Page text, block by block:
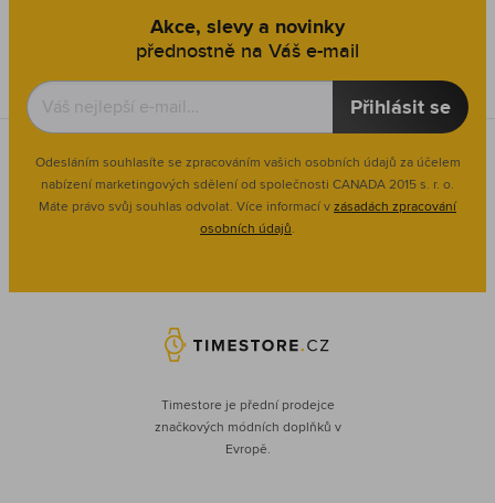
Akce, slevy a novinky
přednostně na Váš e-mail
Přihlásit se
Odesláním souhlasíte se zpracováním vašich osobních údajů za účelem
nabízení marketingových sdělení od společnosti CANADA 2015 s. r. o.
Máte právo svůj souhlas odvolat. Více informací vzásadách zpracování
osobních údajů.
Timestore je přední prodejce
značkových módních doplňků v
Evropě.